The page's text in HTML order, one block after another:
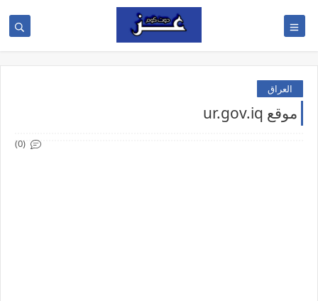
العراق
موقع ur.gov.iq
(0)